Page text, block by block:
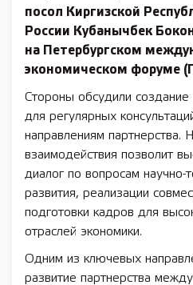
посол Киргизской
России Кубанычбек
на Петербургском
экономическом форуме
Стороны обсудили
для регулярных
направлениям
взаимодействия позволит
диалог по вопросам научно-
развития, реализации
подготовки кадров для
отраслей экономики.
Одним из ключевых
развитие партнерства